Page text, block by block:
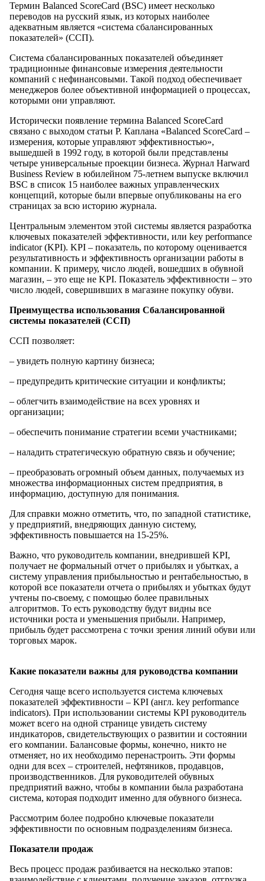
Термин Balanced ScoreCard (BSC) имеет несколько
переводов на русский язык, из которых наиболее
адекватным является «система сбалансированных
показателей» (CCП).
Система сбалансированных показателей объединяет
традиционные финансовые измерения деятельности
компаний с нефинансовыми. Такой подход обеспечивает
менеджеров более объективной информацией о процессах,
которыми они управляют.
Исторически появление термина Balanced ScoreCard
связано с выходом статьи Р. Каплана «Balanced ScoreCard –
измерения, которые управляют эффективностью»,
вышедшей в 1992 году, в которой были представлены
четыре универсальные проекции бизнеса. Журнал Harward
Business Review в юбилейном 75-летнем выпуске включил
BSC в список 15 наиболее важных управленческих
концепций, которые были впервые опубликованы на его
страницах за всю историю журнала.
Центральным элементом этой системы является разработка
ключевых показателей эффективности, или key performance
indicator (KPI). KPI – показатель, по которому оценивается
результативность и эффективность организации работы в
компании. К примеру, число людей, вошедших в обувной
магазин, – это еще не KPI. Показатель эффективности – это
число людей, совершивших в магазине покупку обуви.
Преимущества использования Сбалансированной
системы показателей (ССП)
ССП позволяет:
– увидеть полную картину бизнеса;
– предупредить критические ситуации и конфликты;
– облегчить взаимодействие на всех уровнях и
организации;
– обеспечить понимание стратегии всеми участниками;
– наладить стратегическую обратную связь и обучение;
– преобразовать огромный объем данных, получаемых из
множества информационных систем предприятия, в
информацию, доступную для понимания.
Для справки можно отметить, что, по западной статистике,
у предприятий, внедряющих данную систему,
эффективность повышается на 15-25%.
Важно, что руководитель компании, внедрившей KPI,
получает не формальный отчет о прибылях и убытках, а
систему управления прибыльностью и рентабельностью, в
которой все показатели отчета о прибылях и убытках будут
учтены по-своему, с помощью более правильных
алгоритмов. То есть руководству будут видны все
источники роста и уменьшения прибыли. Например,
прибыль будет рассмотрена с точки зрения линий обуви или
торговых марок.
Какие показатели важны для руководства компании
Сегодня чаще всего используется система ключевых
показателей эффективности – KPI (англ. key performance
indicators). При использовании системы KPI руководитель
может всего на одной странице увидеть систему
индикаторов, свидетельствующих о развитии и состоянии
его компании. Балансовые формы, конечно, никто не
отменяет, но их необходимо перенастроить. Эти формы
одни для всех – строителей, нефтяников, продавцов,
производственников. Для руководителей обувных
предприятий важно, чтобы в компании была разработана
система, которая подходит именно для обувного бизнеса.
Рассмотрим более подробно ключевые показатели
эффективности по основным подразделениям бизнеса.
Показатели продаж
Весь процесс продаж разбивается на несколько этапов: